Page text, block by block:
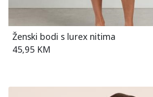
Ženski bodi s lurex nitima
45,95 KM